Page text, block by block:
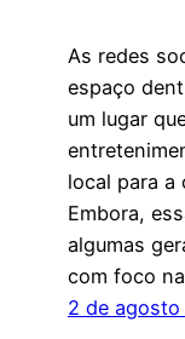
As redes
espaço
um lugar
local para a
Embora,
algumas
com foco
2 de